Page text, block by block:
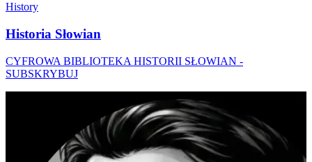
History
Historia Słowian
CYFROWA BIBLIOTEKA HISTORII SŁOWIAN -
SUBSKRYBUJ